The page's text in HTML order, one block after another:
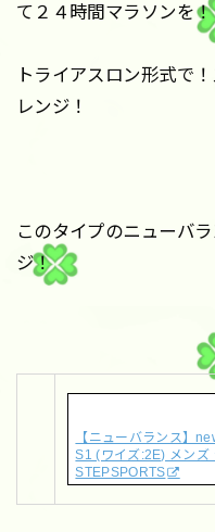
て２４時間マラソンを！
トライアスロン形式で
レンジ！
このタイプのニューバ
ジ！
【ニューバランス】
S1 (ワイズ:2E) メンズ
STEPSPORTS